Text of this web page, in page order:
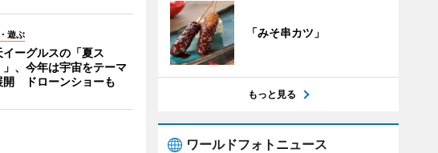
遊ぶ
イーグルスの「夏ス
」、今年は宇宙をテーマ
開 ドローンショーも
「みそ串カツ」
もっと見る
ワールドフォトニュース